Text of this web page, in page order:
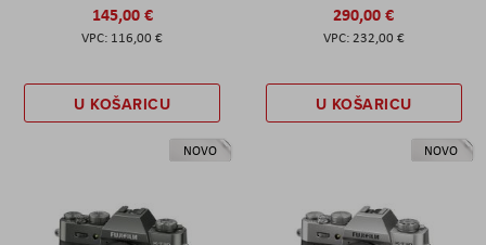
145,00 €
116,00 €
U KOŠARICU
290,00 €
232,00 €
U KOŠARICU
NOVO NOVO